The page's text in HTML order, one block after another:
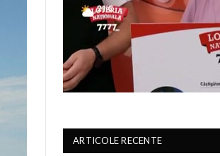
ARTICOLE RECENTE